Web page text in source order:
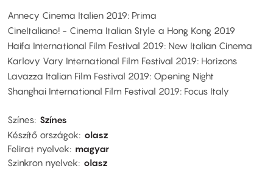
Annecy Cinema Italien 2019: Prima
CineItaliano! - Cinema Italian Style a Hong Kong 2019
Haifa International Film Festival 2019: New Italian Cinema
Karlovy Vary International Film Festival 2019: Horizons
Lavazza Italian Film Festival 2019: Opening Night
Shanghai International Film Festival 2019: Focus Italy
Színes Színes
Készítő országok
olasz
Felirat nyelvek
magyar
Szinkron nyelvek
olasz